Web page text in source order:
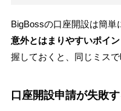
BigBossの口座開設は簡単
意外とはまりやすいポイン
握しておくと、同じミス
口座開設申請が失敗